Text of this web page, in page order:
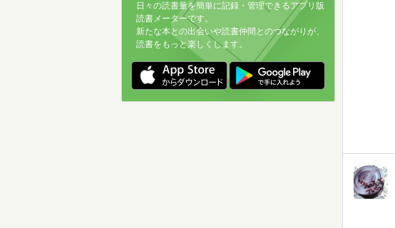
日々の読書量を簡単に記録・管理できるアプリ版
読書メーターです。
新たな本との出会いや読書仲間とのつながりが、
読書をもっと楽しくします。